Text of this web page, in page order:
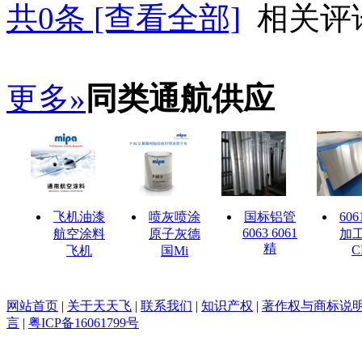
共0条 [查看全部] 相关评
更多» 同类通航供应
飞机油漆
航空涂料
飞机
喷灰喷涂
原子灰德
国Mi
国标铝管
6063 6061
精
加
网站首页 | 关于天天飞 | 联系我们 | 知识产权 | 著作权与商标说
言 | 粤ICP备16061799号